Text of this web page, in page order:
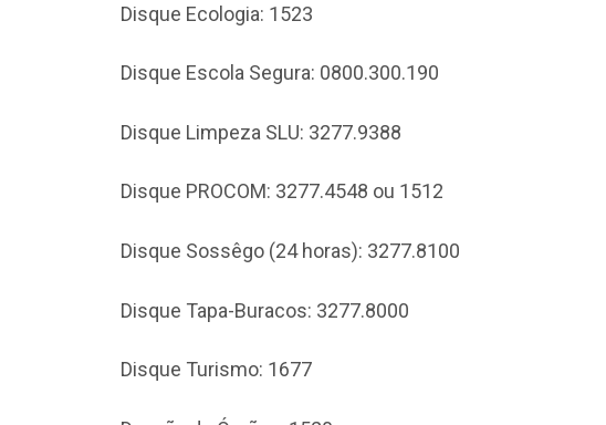
Disque Ecologia: 1523
Disque Escola Segura: 0800.300.190
Disque Limpeza SLU: 3277.9388
Disque PROCOM: 3277.4548 ou 1512
Disque Sossêgo (24 horas): 3277.8100
Disque Tapa-Buracos: 3277.8000
Disque Turismo: 1677